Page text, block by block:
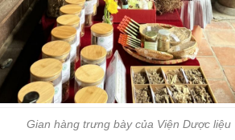
Gian hàng trưng bày của Viện Dược liệu